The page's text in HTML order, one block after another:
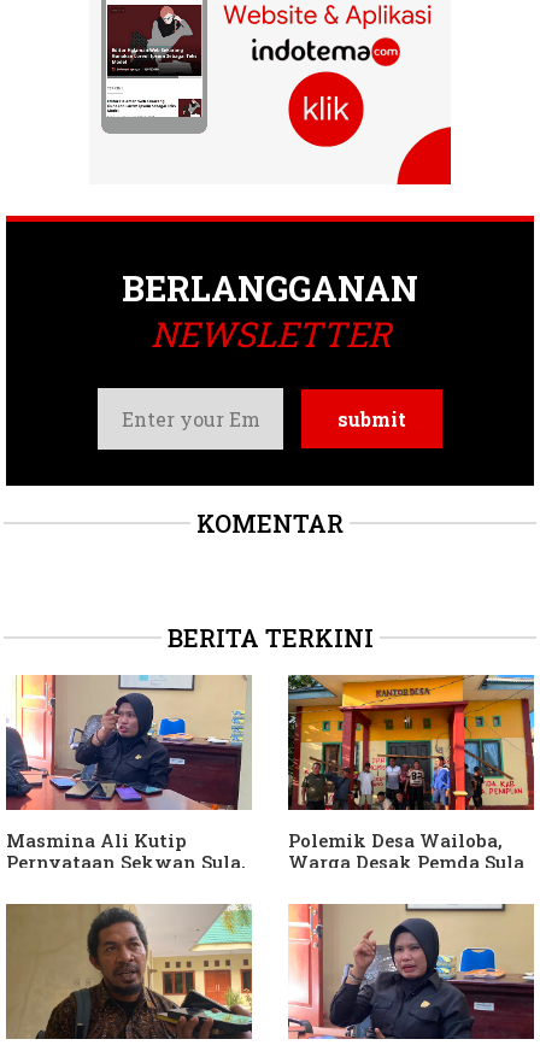
BERLANGGANAN
NEWSLETTER
KOMENTAR
BERITA TERKINI
Masmina Ali Kutip
Pernyataan Sekwan Sula,
Diduga Jadikan
Keponakan "ATM
Berjalan"
Polemik Desa Wailoba,
Warga Desak Pemda Sula
APH Usut Dugaan
Penyimpangan Dana Desa